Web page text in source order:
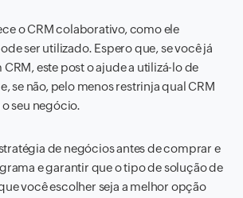
o CRM colaborativo, como ele
ser utilizado. Espero que, se você já
este post o ajude a utilizá-lo de
se não, pelo menos restrinja qual CRM
seu negócio.
de negócios antes de comprar e
e garantir que o tipo de solução de
você escolher seja a melhor opção